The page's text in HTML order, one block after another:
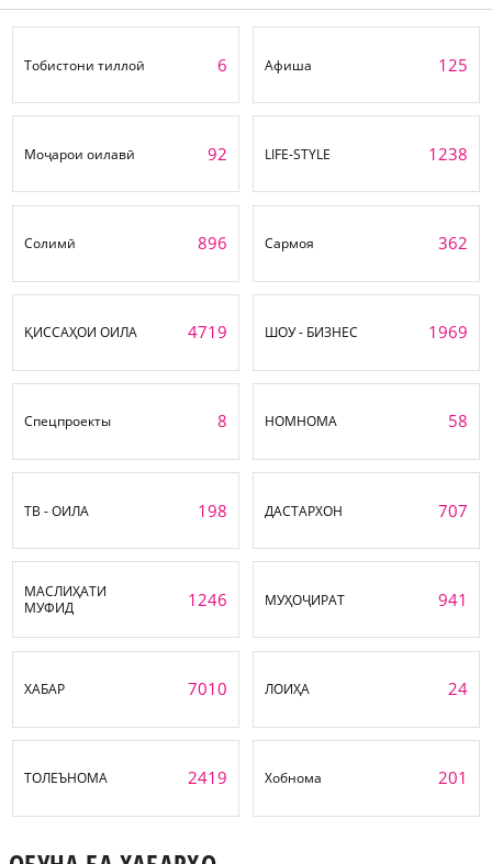
Тобистони тиллоӣ 6 Афиша 125
Моҷарои оилавӣ 92 LIFE-STYLE 1238
Солимӣ 896 Сармоя 362
ҚИССАҲОИ ОИЛА 4719 ШОУ - БИЗНЕС 1969
Спецпроекты 8 НОМНОМА 58
ТВ - ОИЛА 198 ДАСТАРХОН 707
МАСЛИҲАТИ
МУФИД
1246 МУҲОҶИРАТ 941
ХАБАР 7010 ЛОИҲА 24
ТОЛЕЪНОМА 2419 Хобнома 201